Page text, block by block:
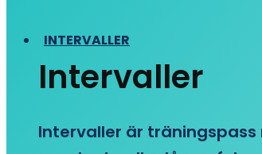
INTERVALLER
Intervaller
Intervaller är